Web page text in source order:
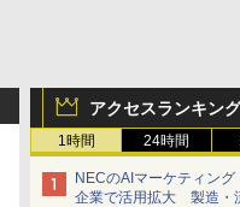
アクセスランキング
1時間 24時間
NECのAIマーケティン
企業で活用拡大 製造・